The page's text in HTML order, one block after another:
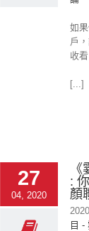
如
戶
收
[...]
27
04, 2020
:
顏
目 -